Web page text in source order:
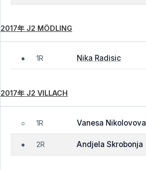
2017年 J2 MÖDLING
● 1R Nika Radisic
2017年 J2 VILLACH
○ 1R Vanesa Nikolovova
● 2R Andjela Skrobonja